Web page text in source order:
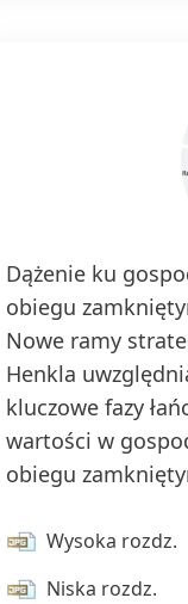
Dążenie ku
obiegu
Nowe ramy
Henkla
kluczowe fazy
wartości w
obiegu
Wysoka rozdz.
Niska rozdz.